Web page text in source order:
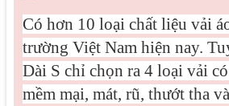
Có hơn 10 loại chất liệu vải
trường Việt Nam hiện nay.
Dài S chỉ chọn ra 4 loại vải
mềm mại, mát, rũ, thướt tha